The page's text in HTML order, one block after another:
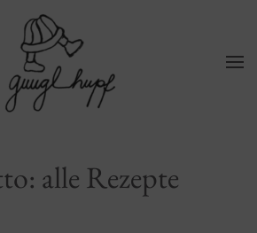
springen
alle Rezepte